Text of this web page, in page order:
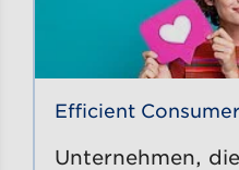
Efficient
Unternehmen,